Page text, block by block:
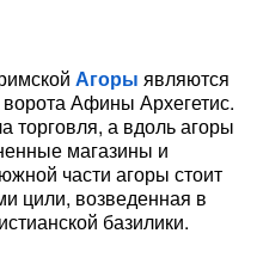
Агоры являются
ворота Афины Архегетис.
торговля, а вдоль агоры
магазины и
части агоры стоит
цили, возведенная в
базилики.